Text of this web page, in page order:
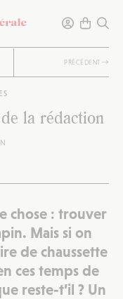
PRÉCÉDENT
la rédaction
chose : trouver
Mais si on
de chaussette
ces temps de
reste-t’il ? Un